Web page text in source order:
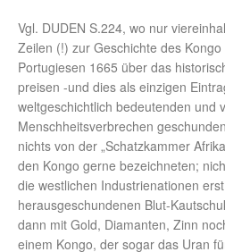
Vgl. DUDEN S.224, wo nur
Zeilen (!) zur Geschichte des
Portugiesen 1665 über das
preisen -und dies als einzigen
weltgeschichtlich bedeutenden und
Menschheitsverbrechen
nichts von der „Schatzkammer
den Kongo gerne bezeichneten;
die westlichen Industrienationen
herausgeschundenen Blut-
dann mit Gold, Diamanten, Zinn
einem Kongo, der sogar das Uran